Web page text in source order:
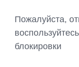
Пожалуйста,
блокировки